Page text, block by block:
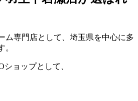
ム専門店として、埼玉県を中心に多
。
ョップとして、